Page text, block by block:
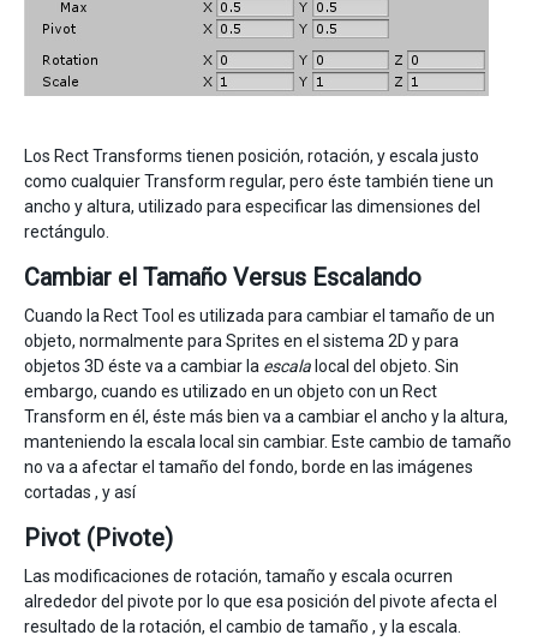
Los Rect Transforms tienen posición, rotación, y escala justo
como cualquier Transform regular, pero éste también tiene un
ancho y altura, utilizado para especificar las dimensiones del
rectángulo.
Cambiar el Tamaño Versus Escalando
Cuando la Rect Tool es utilizada para cambiar el tamaño de un
objeto, normalmente para Sprites en el sistema 2D y para
objetos 3D éste va a cambiar la escala local del objeto. Sin
embargo, cuando es utilizado en un objeto con un Rect
Transform en él, éste más bien va a cambiar el ancho y la altura,
manteniendo la escala local sin cambiar. Este cambio de tamaño
no va a afectar el tamaño del fondo, borde en las imágenes
cortadas , y así
Pivot (Pivote)
Las modificaciones de rotación, tamaño y escala ocurren
alrededor del pivote por lo que esa posición del pivote afecta el
resultado de la rotación, el cambio de tamaño , y la escala.